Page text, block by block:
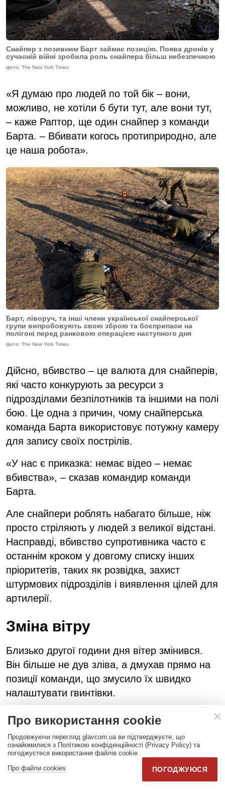
Снайпер з позивним Барт займає позицію. Поява дронів у
сучасній війні зробила роль снайпера більш небезпечною
фото: The New York Times
«Я думаю про людей по той бік – вони,
можливо, не хотіли б бути тут, але вони тут,
– каже Раптор, ще один снайпер з команди
Барта. – Вбивати когось протиприродно, але
це наша робота».
Барт, ліворуч, та інші члени української снайперської
групи випробовують свою зброю та боєприпаси на
полігоні перед ранковою операцією наступного дня
фото: The New York Times
Дійсно, вбивство – це валюта для снайперів,
які часто конкурують за ресурси з
підрозділами безпілотників та іншими на полі
бою. Це одна з причин, чому снайперська
команда Барта використовує потужну камеру
для запису своїх пострілів.
«У нас є приказка: немає відео – немає
вбивства», – сказав командир команди
Барта.
Але снайпери роблять набагато більше, ніж
просто стріляють у людей з великої відстані.
Насправді, вбивство супротивника часто є
останнім кроком у довгому списку інших
пріоритетів, таких як розвідка, захист
штурмових підрозділів і виявлення цілей для
артилерії.
Зміна вітру
Близько другої години дня вітер змінився.
Він більше не дув зліва, а дмухав прямо на
позиції команди, що змусило їх швидко
налаштувати гвинтівки.
Про використання cookie
Продовжуючи перегляд glavcom.ua ви підтверджуєте, що
ознайомилися з Політикою конфіденційності (Privacy Policy) та
погоджуєтеся використання файлів cookie
Про файли cookies
ПОГОДЖУЮСЯ